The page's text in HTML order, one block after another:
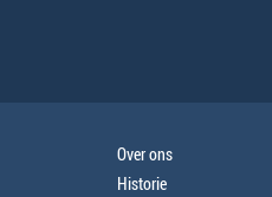
Over ons
Historie